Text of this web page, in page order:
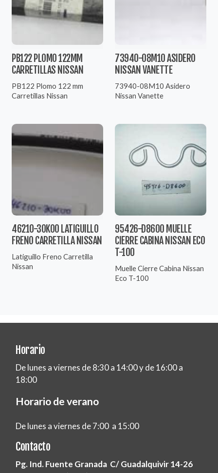
PB122 PLOMO 122MM
CARRETILLAS NISSAN
PB122 Plomo 122 mm
Carretillas Nissan
73940-08M10 ASIDERO
NISSAN VANETTE
73940-08M10 Asidero
Nissan Vanette
46210-30K00 LATIGUILLO
FRENO CARRETILLA NISSAN
Latiguillo Freno Carretilla
Nissan
95426-D8600 MUELLE
CIERRE CABINA NISSAN ECO
T-100
Muelle Cierre Cabina Nissan
Eco T-100
Horario
De lunes a viernes de 8:30 a 14:00 y de 16:00 a
18:00
Horario de verano
De lunes a viernes de 7:00 a 15:00
Contacto
Pg. Ind. Fuente Granada C/ Guadalquivir 14-26